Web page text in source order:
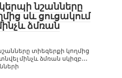
նշանները
սև ցուցակում
ձմռան
տիեզերքի կողմից
մինչև ձմռան սկիզբ․․․